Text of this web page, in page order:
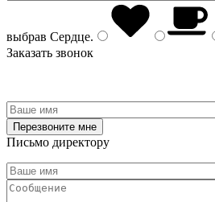
выбрав Сердце.
Заказать звонок
Письмо директору